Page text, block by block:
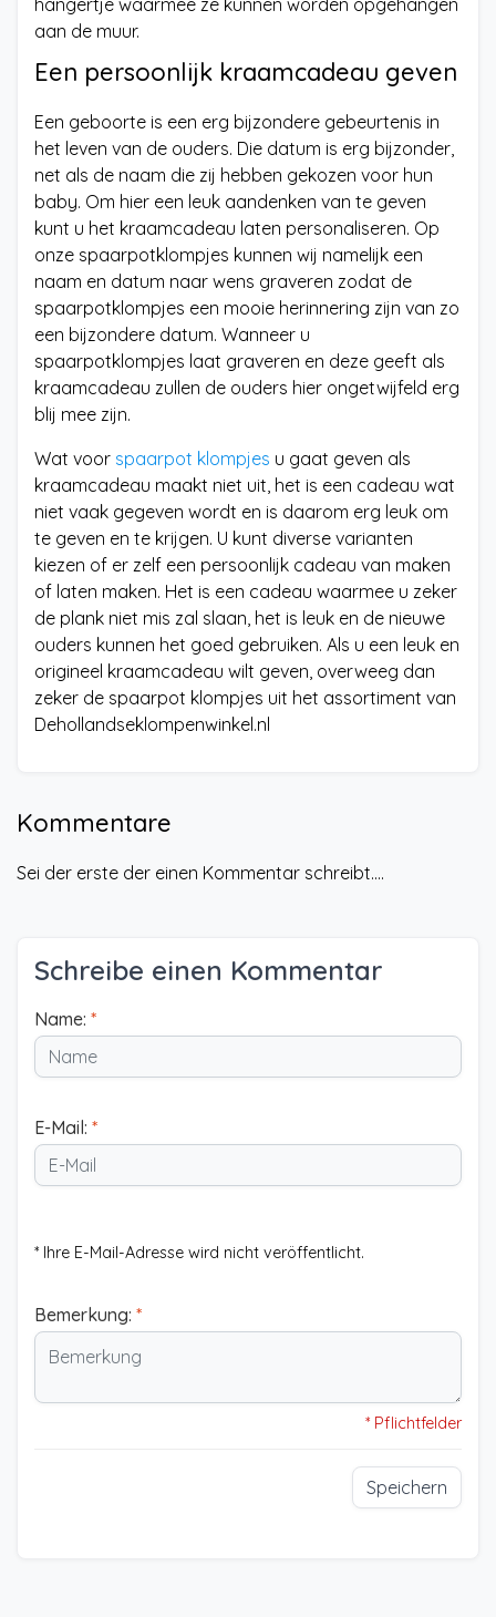
hangertje waarmee ze kunnen worden opgehangen
aan de muur.
Een persoonlijk kraamcadeau geven
Een geboorte is een erg bijzondere gebeurtenis in
het leven van de ouders. Die datum is erg bijzonder,
net als de naam die zij hebben gekozen voor hun
baby. Om hier een leuk aandenken van te geven
kunt u het kraamcadeau laten personaliseren. Op
onze spaarpotklompjes kunnen wij namelijk een
naam en datum naar wens graveren zodat de
spaarpotklompjes een mooie herinnering zijn van zo
een bijzondere datum. Wanneer u
spaarpotklompjes laat graveren en deze geeft als
kraamcadeau zullen de ouders hier ongetwijfeld erg
blij mee zijn.
Wat voor spaarpot klompjes u gaat geven als
kraamcadeau maakt niet uit, het is een cadeau wat
niet vaak gegeven wordt en is daarom erg leuk om
te geven en te krijgen. U kunt diverse varianten
kiezen of er zelf een persoonlijk cadeau van maken
of laten maken. Het is een cadeau waarmee u zeker
de plank niet mis zal slaan, het is leuk en de nieuwe
ouders kunnen het goed gebruiken. Als u een leuk en
origineel kraamcadeau wilt geven, overweeg dan
zeker de spaarpot klompjes uit het assortiment van
Dehollandseklompenwinkel.nl
Kommentare
Sei der erste der einen Kommentar schreibt....
Schreibe einen Kommentar
Name: *
E-Mail: *
* Ihre E-Mail-Adresse wird nicht veröffentlicht.
Bemerkung: *
* Pflichtfelder
Speichern